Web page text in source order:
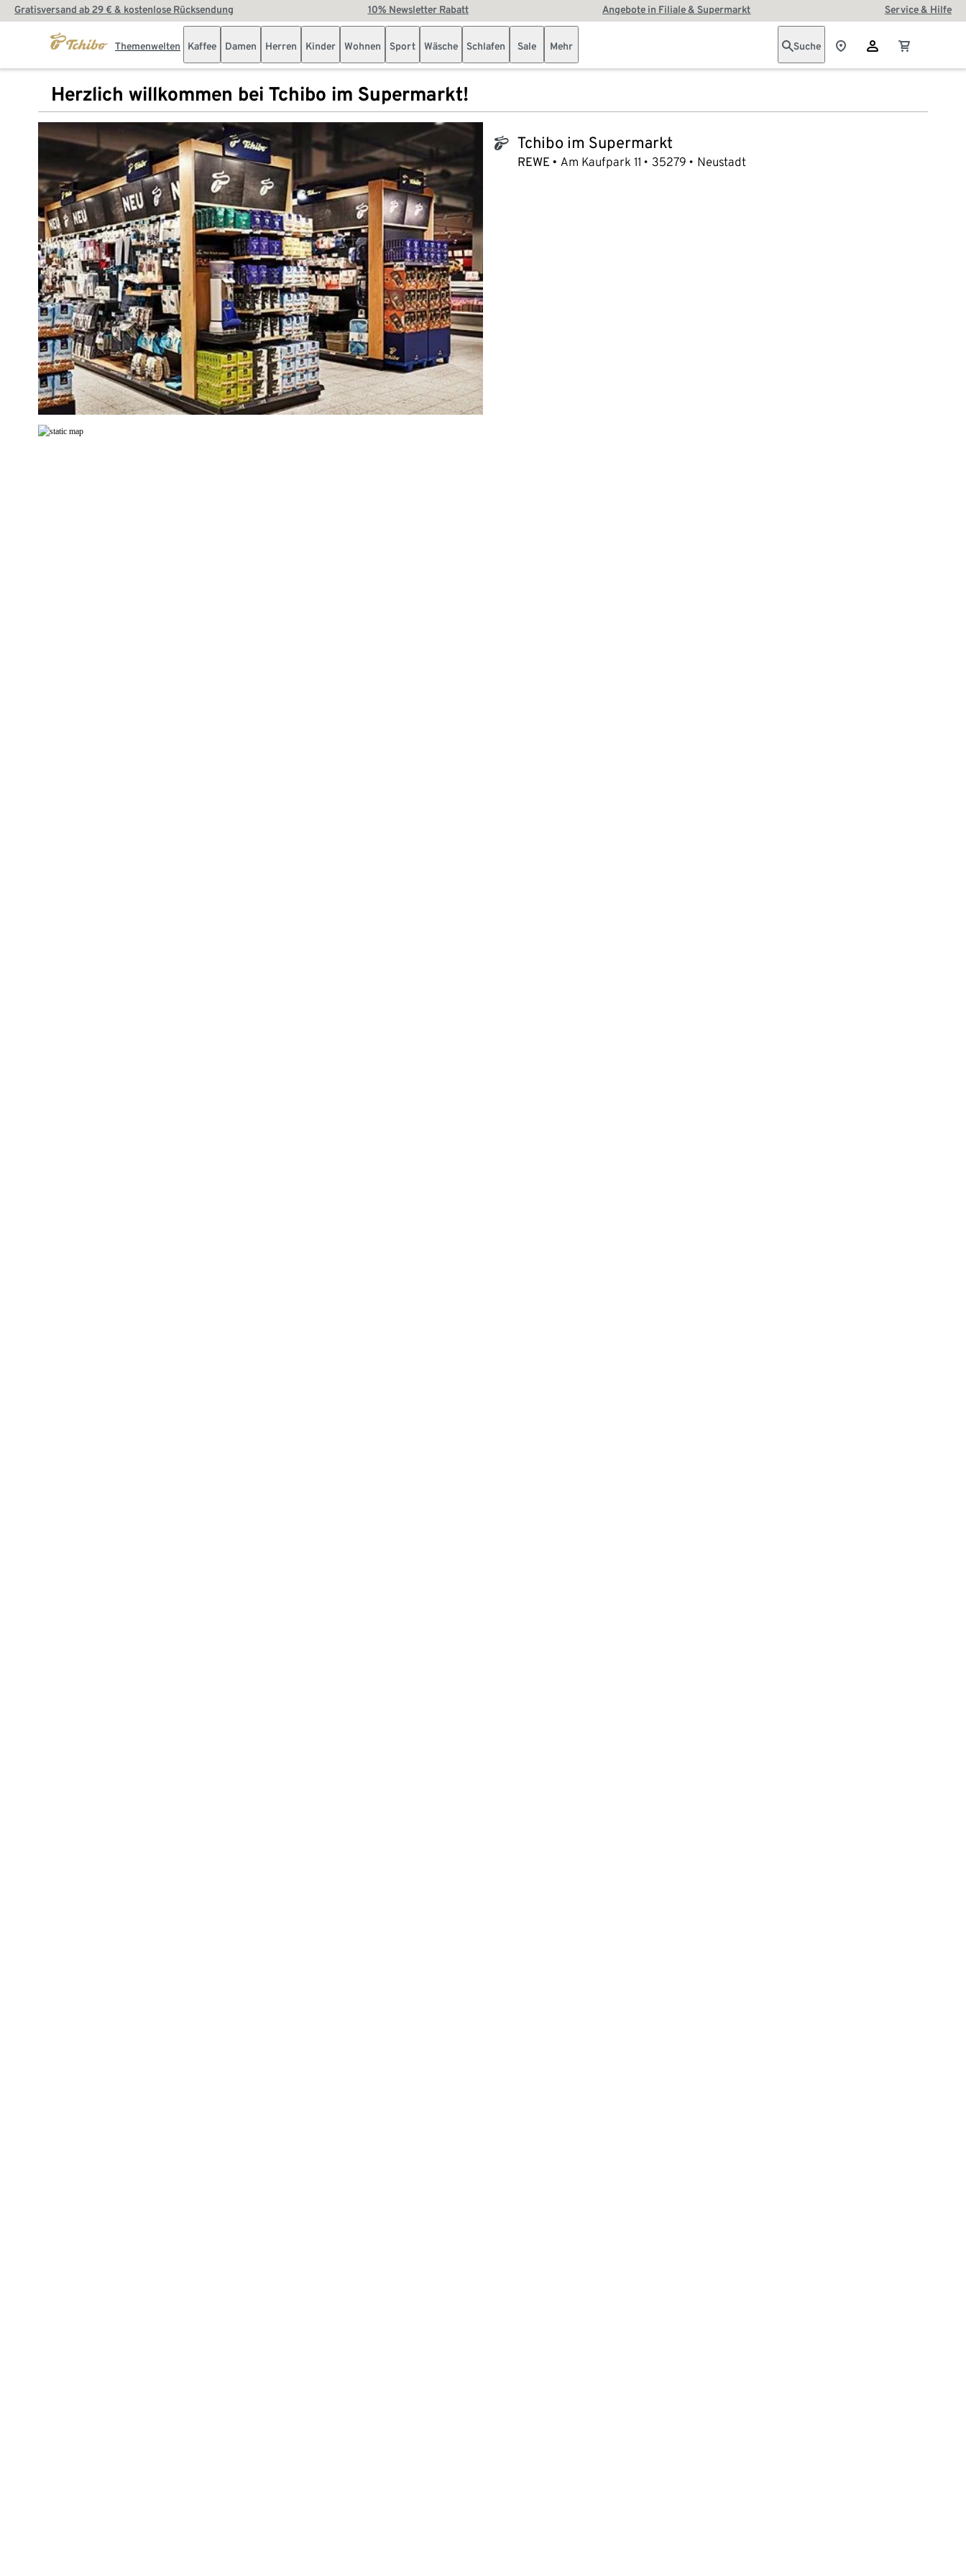
Gratisversand ab 29 € & kostenlose Rücksendung 10% Newsletter Rabatt Angebote in Filiale & Supermarkt Service & Hilfe
Themenwelten Kaffee Damen Herren Kinder Wohnen Sport Wäsche Schlafen Sale Mehr Suche
Herzlich willkommen bei Tchibo im Supermarkt!
tchibo_logo Tchibo im Supermarkt
REWE Am Kaufpark 11 35279 Neustadt